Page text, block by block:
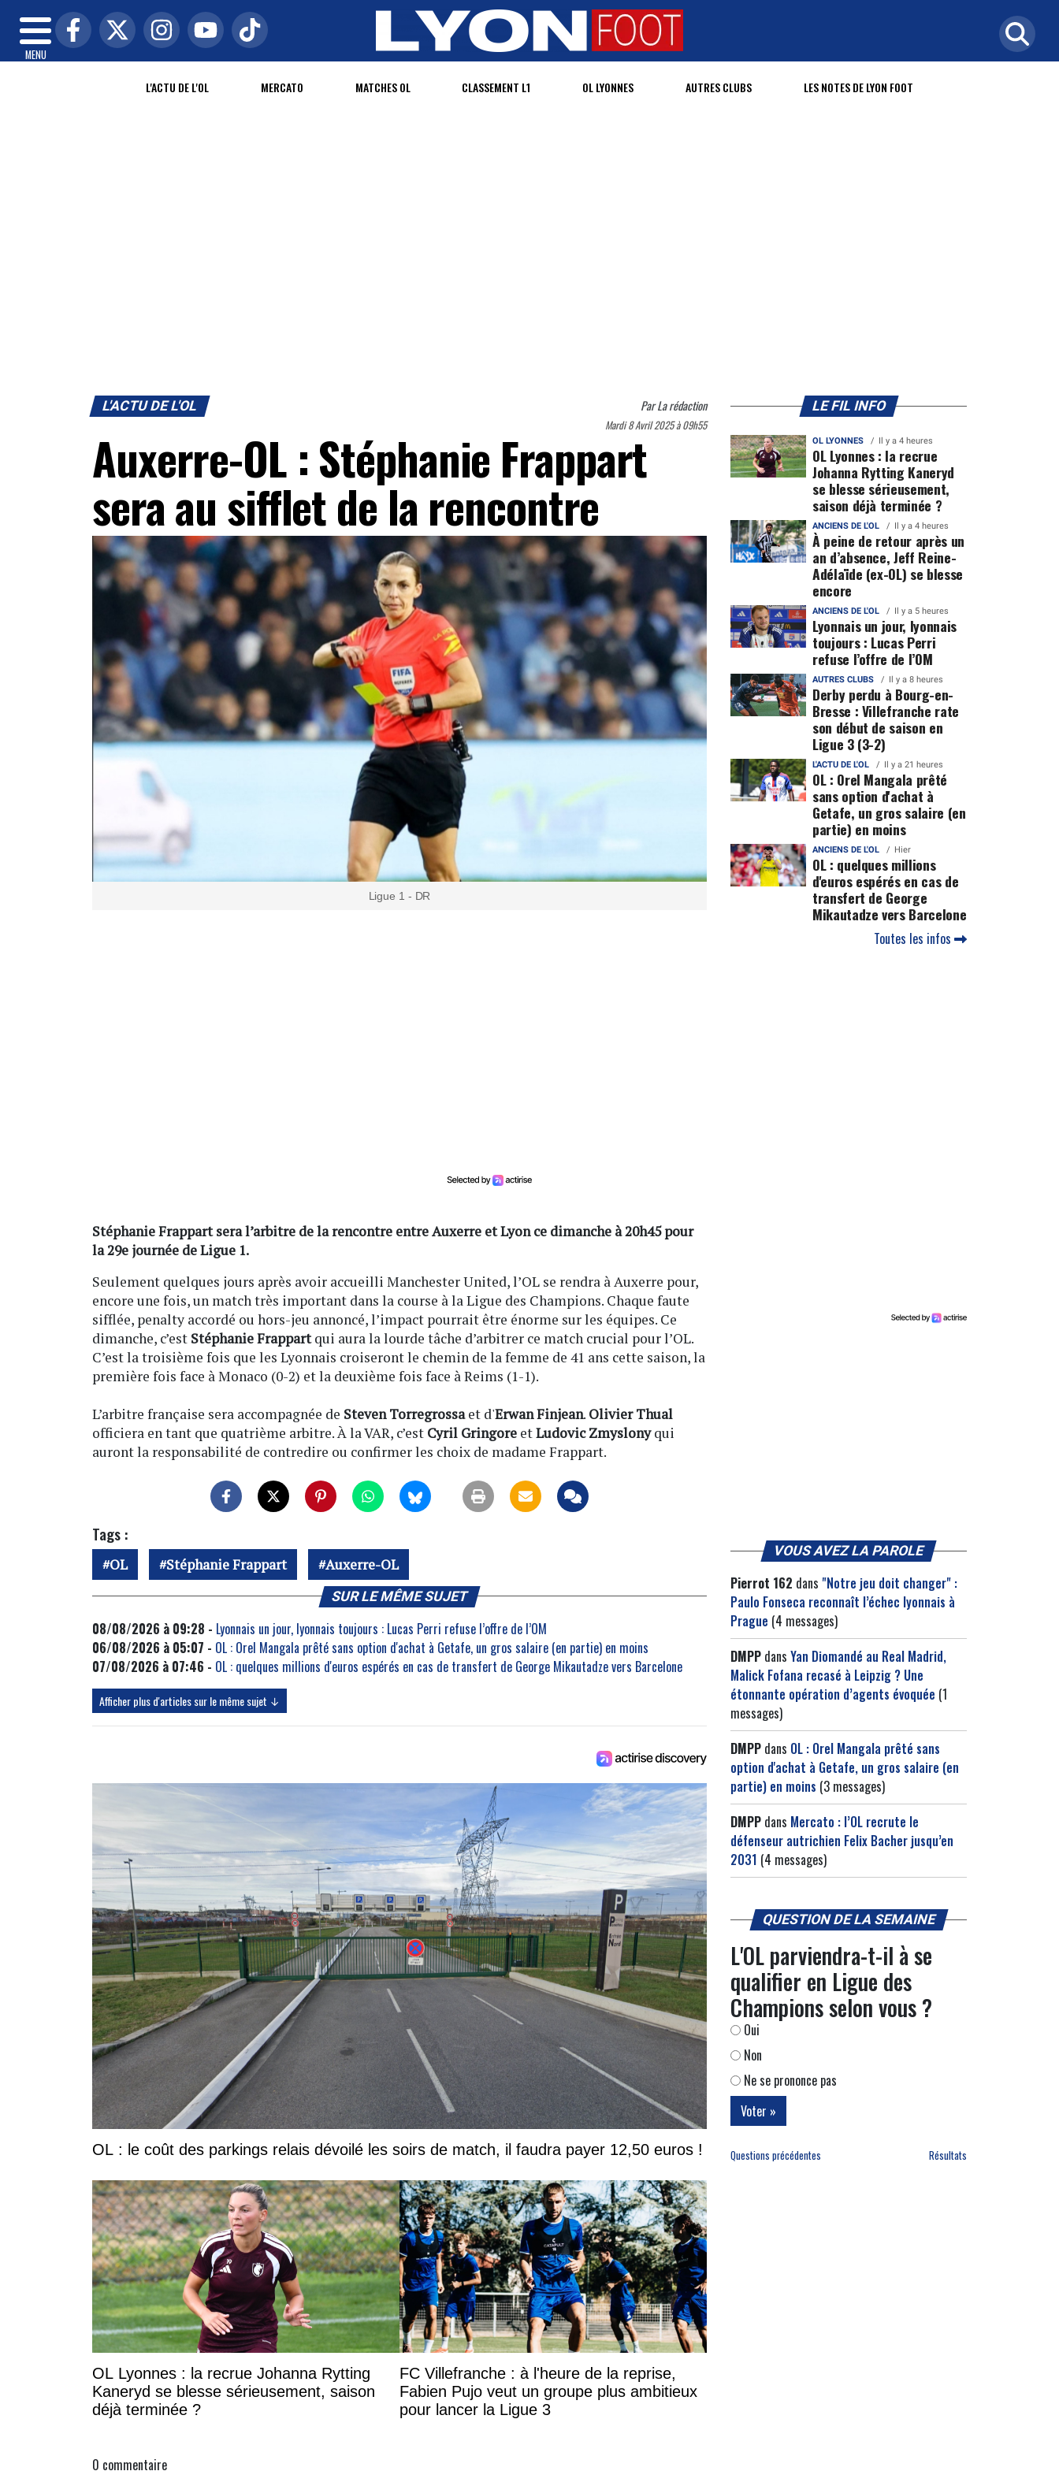
MENU
L'ACTU DE L'OL MERCATO MATCHES OL CLASSEMENT L1 OL LYONNES AUTRES CLUBS LES NOTES DE LYON FOOT
L'ACTU DE L'OL ParLa rédaction
Mardi 8 Avril 2025 à 09h55
Auxerre-OL : Stéphanie Frappart
sera au sifflet de la rencontre
Ligue 1 - DR
Stéphanie Frappart sera l’arbitre de la rencontre entre Auxerre et Lyon ce dimanche à 20h45 pour
la 29e journée de Ligue 1.
Seulement quelques jours après avoir accueilli Manchester United, l’OL se rendra à Auxerre pour,
encore une fois, un match très important dans la course à la Ligue des Champions. Chaque faute
sifflée, penalty accordé ou hors-jeu annoncé, l’impact pourrait être énorme sur les équipes. Ce
dimanche, c’est Stéphanie Frappartqui aura la lourde tâche d’arbitrer ce match crucial pour l’OL.
C’est la troisième fois que les Lyonnais croiseront le chemin de la femme de 41 ans cette saison, la
première fois face à Monaco (0-2) et la deuxième fois face à Reims (1-1).
L’arbitre française sera accompagnée de Steven Torregrossaet d'Erwan Finjean. Olivier Thual
officiera en tant que quatrième arbitre. À la VAR, c’est Cyril Gringore etLudovic Zmyslonyqui
auront la responsabilité de contredire ou confirmer les choix de madame Frappart.
Tags :
OL Stéphanie Frappart Auxerre-OL
SUR LE MÊME SUJET
08/08/2026 à 09:28 - Lyonnais un jour, lyonnais toujours : Lucas Perri refuse l’offre de l’OM
06/08/2026 à 05:07 - OL : Orel Mangala prêté sans option d'achat à Getafe, un gros salaire (en partie) en moins
07/08/2026 à 07:46 - OL : quelques millions d'euros espérés en cas de transfert de George Mikautadze vers Barcelone
Afficher plus d'articles sur le même sujet ↓
OL : le coût des parkings relais dévoilé les soirs de match, il faudra payer 12,50 euros !
OL Lyonnes : la recrue Johanna Rytting
Kaneryd se blesse sérieusement, saison
déjà terminée ?
FC Villefranche : à l'heure de la reprise,
Fabien Pujo veut un groupe plus ambitieux
pour lancer la Ligue 3
0 commentaire
LE FIL INFO
OL LYONNES Il y a 4 heures
OL Lyonnes : la recrue
Johanna Rytting Kaneryd
se blesse sérieusement,
saison déjà terminée ?
ANCIENS DE L'OL Il y a 4 heures
À peine de retour après un
an d’absence, Jeff Reine-
Adélaïde (ex-OL) se blesse
encore
ANCIENS DE L'OL Il y a 5 heures
Lyonnais un jour, lyonnais
toujours : Lucas Perri
refuse l’offre de l’OM
AUTRES CLUBS Il y a 8 heures
Derby perdu à Bourg-en-
Bresse : Villefranche rate
son début de saison en
Ligue 3 (3-2)
L'ACTU DE L'OL Il y a 21 heures
OL : Orel Mangala prêté
sans option d'achat à
Getafe, un gros salaire (en
partie) en moins
ANCIENS DE L'OL Hier
OL : quelques millions
d'euros espérés en cas de
transfert de George
Mikautadze vers Barcelone
Toutes les infos
VOUS AVEZ LA PAROLE
Pierrot 162 dans "Notre jeu doit changer" :
Paulo Fonseca reconnaît l’échec lyonnais à
Prague (4 messages)
DMPP dans Yan Diomandé au Real Madrid,
Malick Fofana recasé à Leipzig ? Une
étonnante opération d’agents évoquée (1
messages)
DMPP dans OL : Orel Mangala prêté sans
option d'achat à Getafe, un gros salaire (en
partie) en moins (3 messages)
DMPP dans Mercato : l’OL recrute le
défenseur autrichien Felix Bacher jusqu’en
2031 (4 messages)
QUESTION DE LA SEMAINE
L'OL parviendra-t-il à se
qualifier en Ligue des
Champions selon vous ?
Oui
Non
Ne se prononce pas
Questions précédentes Résultats